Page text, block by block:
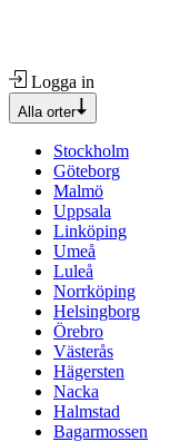
Logga in
Alla orter
Stockholm
Göteborg
Malmö
Uppsala
Linköping
Umeå
Luleå
Norrköping
Helsingborg
Örebro
Västerås
Hägersten
Nacka
Halmstad
Bagarmossen